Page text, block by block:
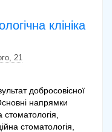
клініка
21
добросовісної
напрямки
стоматологія,